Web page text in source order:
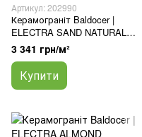
Артикул: 202990
Керамограніт Baldocer |
ELECTRA SAND NATURAL
120X280X6mm
3 341 грн/м²
Купити